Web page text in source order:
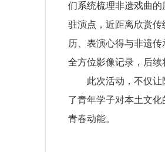
们系统梳理非遗戏曲
驻演点，近距离欣赏
历、表演心得与非遗
全方位影像记录，后续
此次活动，不仅让队
了青年学子对本土文
青春动能。